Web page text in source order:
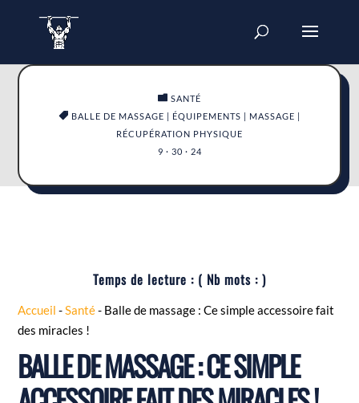
 SANTÉ
 BALLE DE MASSAGE | ÉQUIPEMENTS | MASSAGE |
RÉCUPÉRATION PHYSIQUE
9 · 30 · 24
Temps de lecture : ( Nb mots : )
Accueil -Santé- Balle de massage : Ce simple accessoire fait
des miracles !
BALLE DE MASSAGE : CE SIMPLE